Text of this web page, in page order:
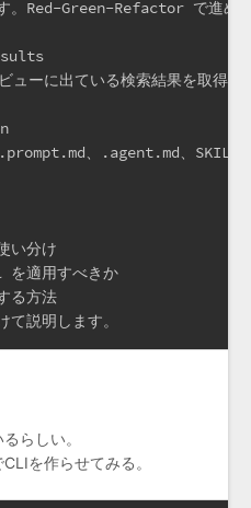
。Red-Green-Refactor で進め
ューに出ている検索結果を取得
、.agent.md、
分け
適用すべきか
る方法
説明します。
らしい。
を作らせてみる。